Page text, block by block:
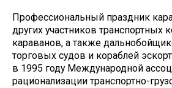
Профессиональный праздник
других участников транспортных
караванов, а также
торговых судов и кораблей
в 1995 году Международной
рационализации транспортно-